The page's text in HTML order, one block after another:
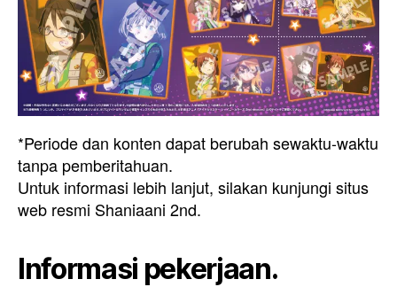
*Periode dan konten dapat berubah sewaktu-waktu
tanpa pemberitahuan.
Untuk informasi lebih lanjut, silakan kunjungi situs
web resmi Shaniaani 2nd.
Informasi pekerjaan.